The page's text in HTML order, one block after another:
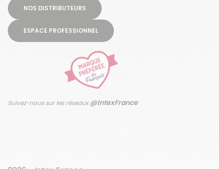
NOS DISTRIBUTEURS
ESPACE PROFESSIONNEL
Suivez-nous sur les réseaux@IntexFrance